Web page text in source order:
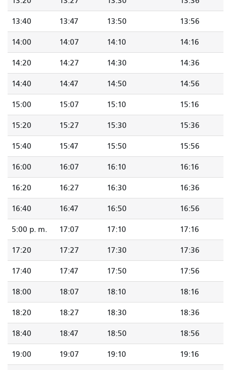
13:40 13:47 13:50 13:56
14:00 14:07 14:10 14:16
14:20 14:27 14:30 14:36
14:40 14:47 14:50 14:56
15:00 15:07 15:10 15:16
15:20 15:27 15:30 15:36
15:40 15:47 15:50 15:56
16:00 16:07 16:10 16:16
16:20 16:27 16:30 16:36
16:40 16:47 16:50 16:56
5:00 p. m. 17:07 17:10 17:16
17:20 17:27 17:30 17:36
17:40 17:47 17:50 17:56
18:00 18:07 18:10 18:16
18:20 18:27 18:30 18:36
18:40 18:47 18:50 18:56
19:00 19:07 19:10 19:16